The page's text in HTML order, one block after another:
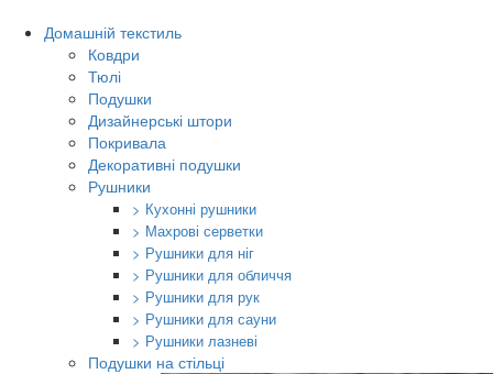
Домашній текстиль
Ковдри
Тюлі
Подушки
Дизайнерські штори
Покривала
Декоративні подушки
Рушники
> Кухонні рушники
> Махрові серветки
> Рушники для ніг
> Рушники для обличчя
> Рушники для рук
> Рушники для сауни
> Рушники лазневі
Подушки на стільці